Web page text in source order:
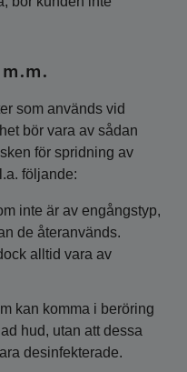
som används vid
bör vara av sådan
för spridning av
följande:
inte är av engångstyp,
de återanvänds.
alltid vara av
kan komma i beröring
hud, utan att dessa
desinfekterade.